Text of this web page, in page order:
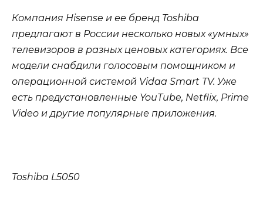
Компания Hisense и ее бренд Toshiba
предлагают в России несколько новых «умных»
телевизоров в разных ценовых категориях. Все
модели снабдили голосовым помощником и
операционной системой Vidaa Smart TV. Уже
есть предустановленные YouTube, Netflix, Prime
Video и другие популярные приложения.
Toshiba L5050